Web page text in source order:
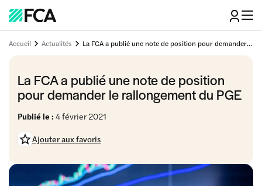
Accueil Actualités La FCA a publié une note de position pour demander le rallongement du PGE
La FCA a publié une note de position
pour demander le rallongement du PGE
Publié le : 4 février 2021
Ajouter aux favoris